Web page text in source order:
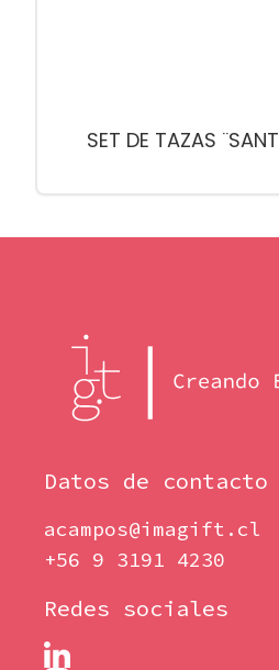
SET DE TAZAS
Datos de contacto
acampos@imagift.cl
+56 9 3191 4230
Redes sociales